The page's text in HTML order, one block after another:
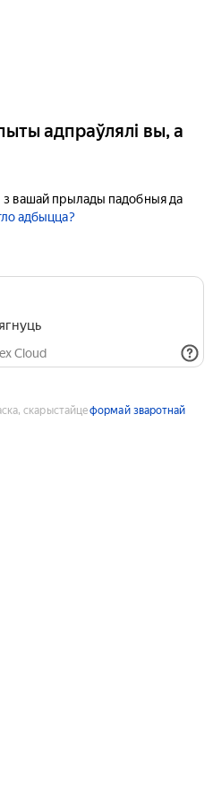
адпраўлялі вы, а
вашай прылады падобныя да
адбыцца?
Cloud
скарыстайцеформай зваротнай